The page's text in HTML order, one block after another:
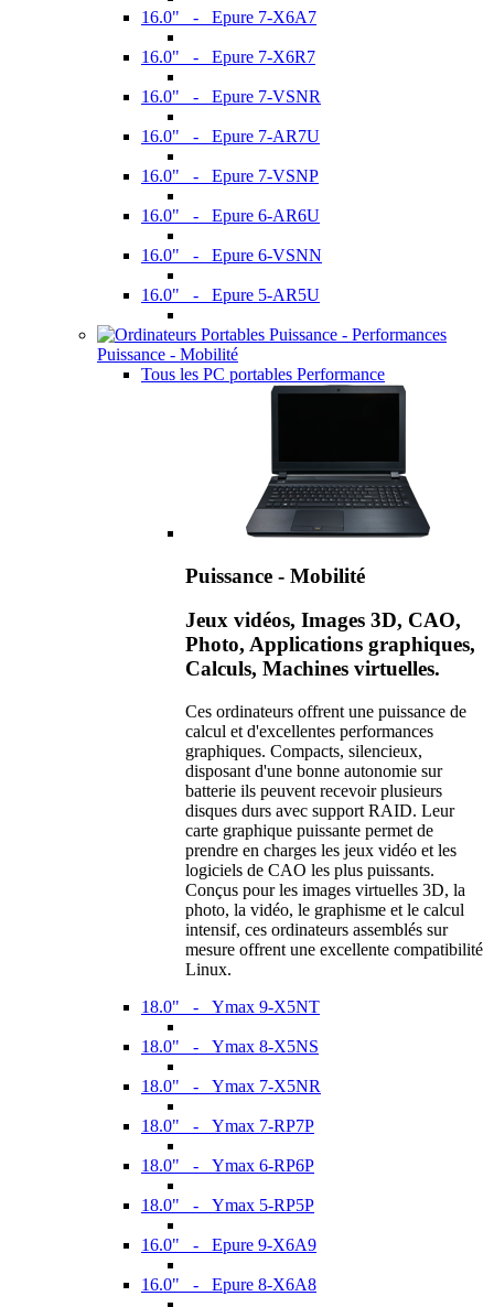
16.0" - Epure 7-X6A7
16.0" - Epure 7-X6R7
16.0" - Epure 7-VSNR
16.0" - Epure 7-AR7U
16.0" - Epure 7-VSNP
16.0" - Epure 6-AR6U
16.0" - Epure 6-VSNN
16.0" - Epure 5-AR5U
Puissance - Mobilité
Tous les PC portables Performance
Puissance - Mobilité
Jeux vidéos, Images 3D, CAO,
Photo, Applications graphiques,
Calculs, Machines virtuelles.
Ces ordinateurs offrent une puissance de
calcul et d'excellentes performances
graphiques. Compacts, silencieux,
disposant d'une bonne autonomie sur
batterie ils peuvent recevoir plusieurs
disques durs avec support RAID. Leur
carte graphique puissante permet de
prendre en charges les jeux vidéo et les
logiciels de CAO les plus puissants.
Conçus pour les images virtuelles 3D, la
photo, la vidéo, le graphisme et le calcul
intensif, ces ordinateurs assemblés sur
mesure offrent une excellente compatibilité
Linux.
18.0" - Ymax 9-X5NT
18.0" - Ymax 8-X5NS
18.0" - Ymax 7-X5NR
18.0" - Ymax 7-RP7P
18.0" - Ymax 6-RP6P
18.0" - Ymax 5-RP5P
16.0" - Epure 9-X6A9
16.0" - Epure 8-X6A8